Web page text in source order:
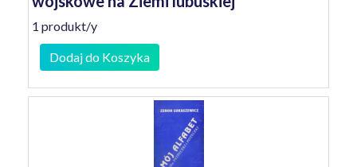
1 produkt/y
Dodaj do Koszyka